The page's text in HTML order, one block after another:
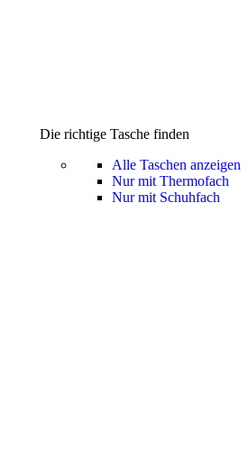
Die richtige Tasche finden
Alle Taschen anzeigen
Nur mit Thermofach
Nur mit Schuhfach